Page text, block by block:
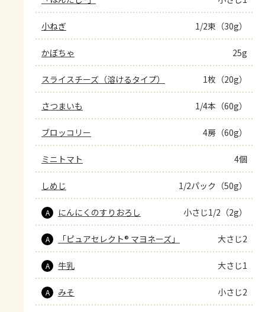
小ねぎ 1/2束（30g）
かぼちゃ 25g
スライスチーズ（溶けるタイプ） 1枚（20g）
さつまいも 1/4本（60g）
ブロッコリー 4房（60g）
ミニトマト 4個
しめじ 1/2パック（50g）
A にんにくのすりおろし 小さじ1/2（2g）
A 「ピュアセレクト® マヨネーズ」 大さじ2
A 牛乳 大さじ1
A みそ 小さじ2